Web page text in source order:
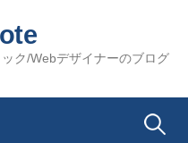
ク/Webデザイナーのブログ
検